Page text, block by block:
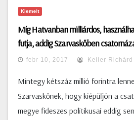
Kiemelt
Míg Hatvanban milliárdos,
futja, addig Szarvaskőben
febr 10, 2017 Keller Richárd
Mintegy kétszáz millió forintra
Szarvaskőnek, hogy kiépüljön a
megye fideszes politikusai eddig